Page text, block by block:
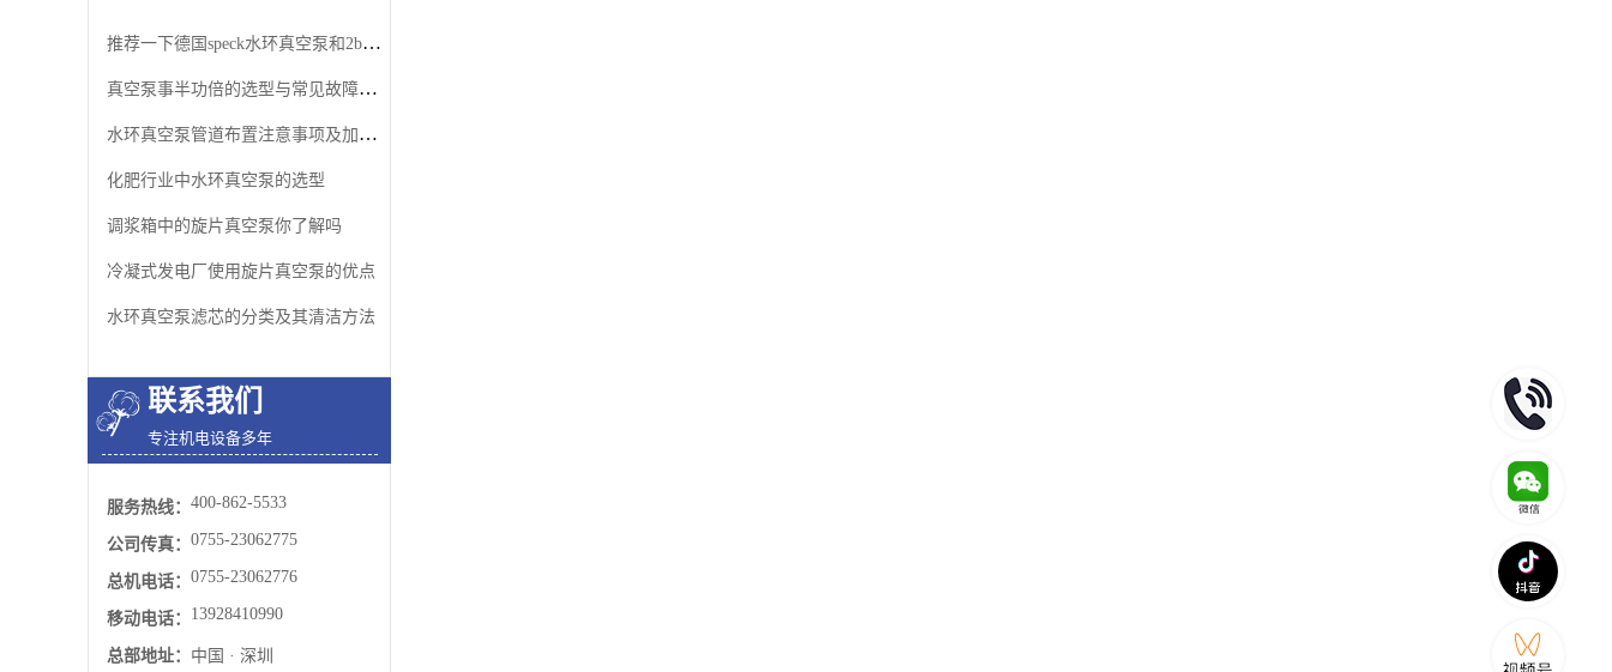
推荐一下德国speck水环真空泵和2bv水环真空泵
真空泵事半功倍的选型与常见故障排除方法
水环真空泵管道布置注意事项及加适量水的原因
化肥行业中水环真空泵的选型
调浆箱中的旋片真空泵你了解吗
冷凝式发电厂使用旋片真空泵的优点
水环真空泵​滤芯的分类及其清洁方法
联系我们
专注机电设备多年
服务热线： 400-862-5533
公司传真： 0755-23062775
总机电话： 0755-23062776
移动电话： 13928410990
总部地址： 中国 · 深圳